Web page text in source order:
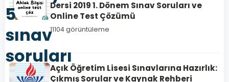
5
sınav
soruları
Dersi 2019 1. Dönem Sınav Soruları ve
Online Test Çözümü
11104 görüntüleme
Açık Öğretim Lisesi Sınavlarına Hazırlık:
Çıkmış Sorular ve Kaynak Rehberi